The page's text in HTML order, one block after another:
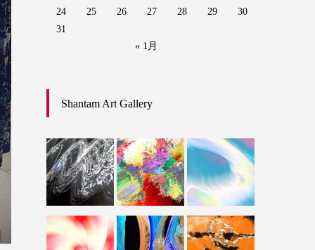
24
25 26 27 28 29
30
31
« 1月
Shantam Art Gallery